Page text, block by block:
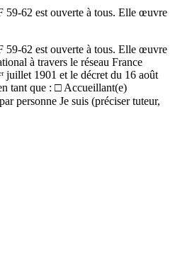
62 est ouverte à tous. Elle œuvre
62 est ouverte à tous. Elle œuvre
à travers le réseau France
juillet 1901 et le décret du 16 août
tant que : □ Accueillant(e)
personne Je suis (préciser tuteur,